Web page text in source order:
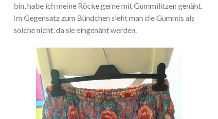
bin, habe ich meine Röcke gerne mit Gummilitzen genäht.
Im Gegensatz zum Bündchen sieht man die Gummis als
solche nicht, da sie eingenäht werden.